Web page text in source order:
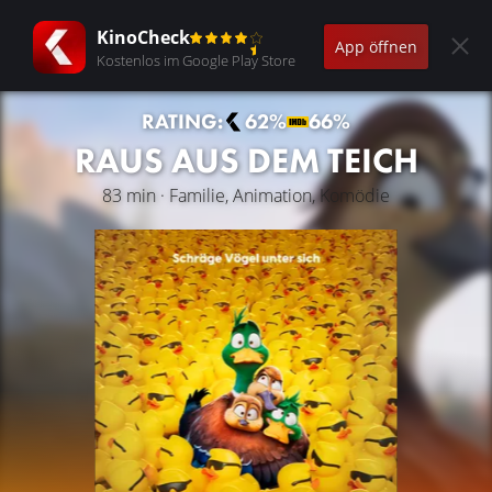
KinoCheck
Kostenlos im Google Play Store
App öffnen
RATING: 62% 66%
RAUS AUS DEM TEICH
83 min · Familie, Animation, Komödie